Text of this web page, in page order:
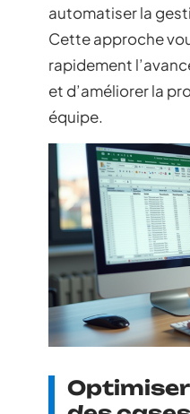
automatiser la
Cette approche
rapidement
et d’améliorer la
équipe.